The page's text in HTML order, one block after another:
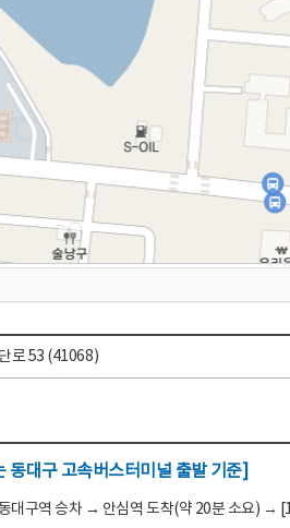
로 53 (41068)
동대구 고속버스터미널 출발 기준]
대구역 승차 → 안심역 도착(약 20분 소요) →